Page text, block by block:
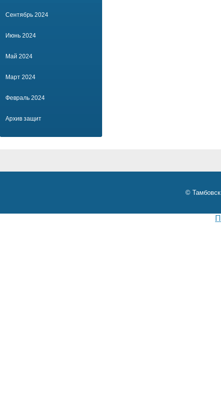
Сентябрь 2024
Июнь 2024
Май 2024
Март 2024
Февраль 2024
Архив защит
©